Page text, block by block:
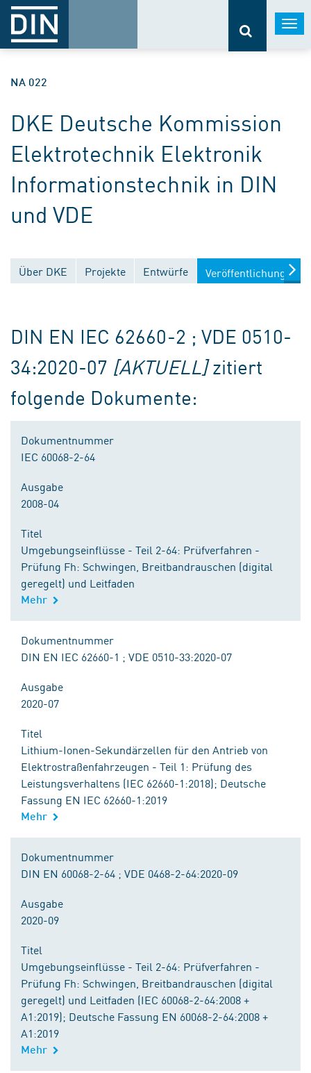
NA 022
DKE Deutsche Kommission
Elektrotechnik Elektronik
Informationstechnik in DIN
und VDE
Über DKE Projekte Entwürfe Veröffentlichungen
DIN EN IEC 62660-2 ; VDE 0510-
34:2020-07 [AKTUELL] zitiert
folgende Dokumente:
Dokumentnummer
IEC 60068-2-64
Ausgabe
2008-04
Titel
Umgebungseinflüsse - Teil 2-64: Prüfverfahren -
Prüfung Fh: Schwingen, Breitbandrauschen (digital
geregelt) und Leitfaden
Mehr
Dokumentnummer
DIN EN IEC 62660-1 ; VDE 0510-33:2020-07
Ausgabe
2020-07
Titel
Lithium-Ionen-Sekundärzellen für den Antrieb von
Elektrostraßenfahrzeugen - Teil 1: Prüfung des
Leistungsverhaltens (IEC 62660-1:2018); Deutsche
Fassung EN IEC 62660-1:2019
Mehr
Dokumentnummer
DIN EN 60068-2-64 ; VDE 0468-2-64:2020-09
Ausgabe
2020-09
Titel
Umgebungseinflüsse - Teil 2-64: Prüfverfahren -
Prüfung Fh: Schwingen, Breitbandrauschen (digital
geregelt) und Leitfaden (IEC 60068-2-64:2008 +
A1:2019); Deutsche Fassung EN 60068-2-64:2008 +
A1:2019
Mehr